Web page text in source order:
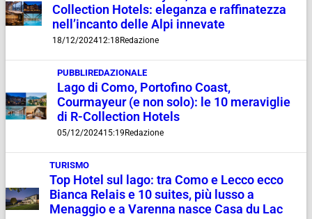
Collection Hotels: eleganza e raffinatezza
nell’incanto delle Alpi innevate
18/12/202412:18Redazione
PUBBLIREDAZIONALE
Lago di Como, Portofino Coast,
Courmayeur (e non solo): le 10 meraviglie
di R-Collection Hotels
05/12/202415:19Redazione
TURISMO
Top Hotel sul lago: tra Como e Lecco ecco
Bianca Relais e 10 suites, più lusso a
Menaggio e a Varenna nasce Casa du Lac